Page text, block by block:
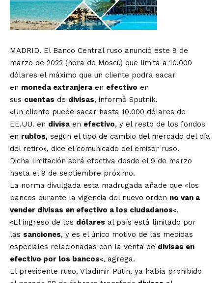
MADRID. El Banco Central ruso anunció este 9 de
marzo de 2022 (hora de Moscú) que limita a 10.000
dólares el máximo que un cliente podrá sacar
en moneda extranjera en efectivo en
sus cuentas de divisas, informó Sputnik.
«Un cliente puede sacar hasta 10.000 dólares de
EE.UU. en divisa en efectivo, y el resto de los fondos
en rublos, según el tipo de cambio del mercado del día
del retiro», dice el comunicado del emisor ruso.
Dicha limitación será efectiva desde el 9 de marzo
hasta el 9 de septiembre próximo.
La norma divulgada esta madrugada añade que «los
bancos durante la vigencia del nuevo orden no van a
vender divisas en efectivo a los ciudadanos«.
«El ingreso de los dólares al país está limitado por
las sanciones, y es el único motivo de las medidas
especiales relacionadas con la venta de divisas en
efectivo por los bancos«, agrega.
El presidente ruso, Vladímir Putin, ya había prohibido